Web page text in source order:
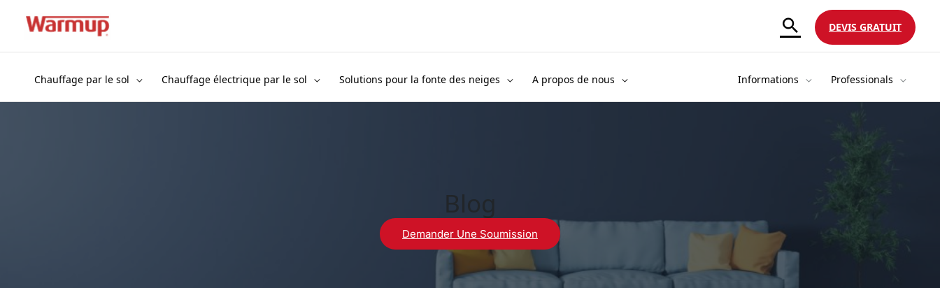
contenu
DEVIS GRATUIT
Chauffage par le sol Chauffage électrique par le sol Solutions pour la fonte des neiges A propos de nous Informations Professionals
Blog
Demander Une Soumission